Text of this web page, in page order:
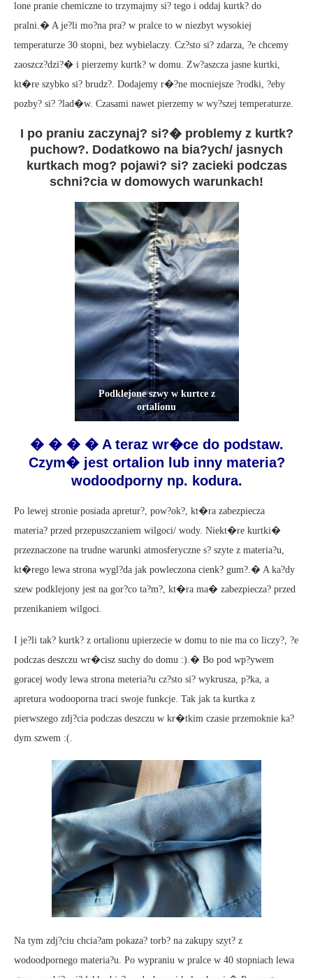
lone pranie chemiczne to trzymajmy si? tego i oddaj kurtk? do
pralni.� A je?li mo?na pra? w pralce to w niezbyt wysokiej
temperaturze 30 stopni, bez wybielaczy. Cz?sto si? zdarza, ?e chcemy
zaoszcz?dzi?� i pierzemy kurtk? w domu. Zw?aszcza jasne kurtki,
kt�re szybko si? brudz?. Dodajemy r�?ne mocniejsze ?rodki, ?eby
pozby? si? ?lad�w. Czasami nawet pierzemy w wy?szej temperaturze.
I po praniu zaczynaj? si?� problemy z kurtk?
puchow?. Dodatkowo na bia?ych/ jasnych
kurtkach mog? pojawi? si? zacieki podczas
schni?cia w domowych warunkach!
Podklejone szwy w kurtce z
ortalionu
� � � � A teraz wr�ce do podstaw.
Czym� jest ortalion lub inny materia?
wodoodporny np. kodura.
Po lewej stronie posiada apretur?, pow?ok?, kt�ra zabezpiecza
materia? przed przepuszczaniem wilgoci/ wody. Niekt�re kurtki�
przeznaczone na trudne warunki atmosferyczne s? szyte z materia?u,
kt�rego lewa strona wygl?da jak powleczona cienk? gum?.� A ka?dy
szew podklejony jest na gor?co ta?m?, kt�ra ma� zabezpiecza? przed
przenikaniem wilgoci.
I je?li tak? kurtk? z ortalionu upierzecie w domu to nie ma co liczy?, ?e
podczas deszczu wr�cisz suchy do domu :).� Bo pod wp?ywem
goracej wody lewa strona meteria?u cz?sto si? wykrusza, p?ka, a
apretura wodooporna traci swoje funkcje. Tak jak ta kurtka z
pierwszego zdj?cia podczas deszczu w kr�tkim czasie przemoknie ka?
dym szwem :(.
Na tym zdj?ciu chcia?am pokaza? torb? na zakupy szyt? z
wodoodpornego materia?u. Po wypraniu w pralce w 40 stopniach lewa